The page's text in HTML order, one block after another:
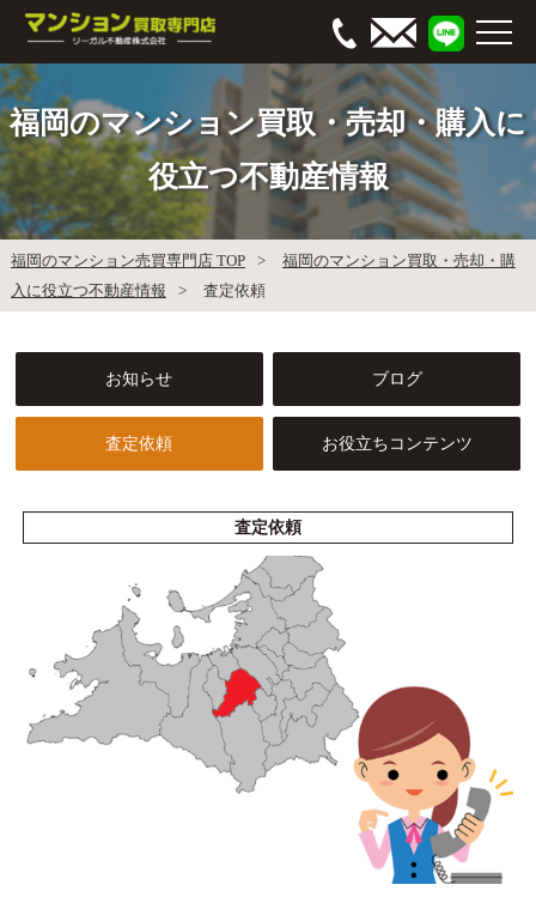
福岡のマンション買取・売却・購入に
役立つ不動産情報
福岡のマンション売買専門店 TOP
福岡のマンション買取・売却・購
入に役立つ不動産情報
査定依頼
お知らせ ブログ
査定依頼 お役立ちコンテンツ
査定依頼